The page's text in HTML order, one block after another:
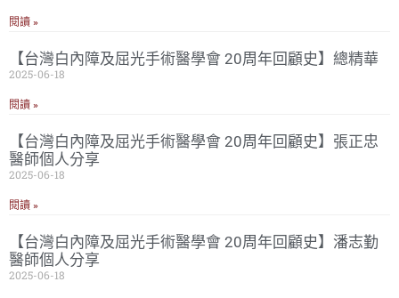
閱讀 »
【台灣白內障及屈光手術醫學會 20周年回顧史】總精華
2025-06-18
閱讀 »
【台灣白內障及屈光手術醫學會 20周年回顧史】張正忠
醫師個人分享
2025-06-18
閱讀 »
【台灣白內障及屈光手術醫學會 20周年回顧史】潘志勤
醫師個人分享
2025-06-18